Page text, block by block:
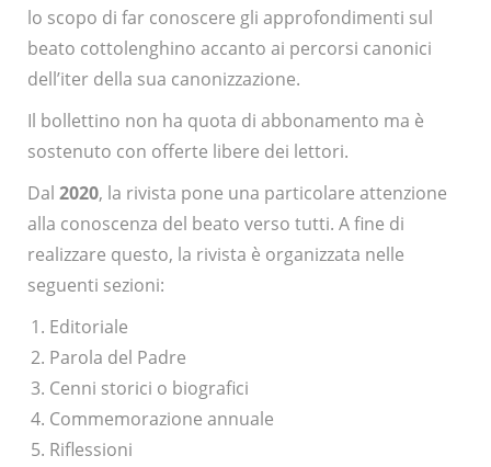
lo scopo di far conoscere gli approfondimenti sul
beato cottolenghino accanto ai percorsi canonici
dell’iter della sua canonizzazione.
Il bollettino non ha quota di abbonamento ma è
sostenuto con offerte libere dei lettori.
Dal 2020, la rivista pone una particolare attenzione
alla conoscenza del beato verso tutti. A fine di
realizzare questo, la rivista è organizzata nelle
seguenti sezioni:
Editoriale
Parola del Padre
Cenni storici o biografici
Commemorazione annuale
Riflessioni